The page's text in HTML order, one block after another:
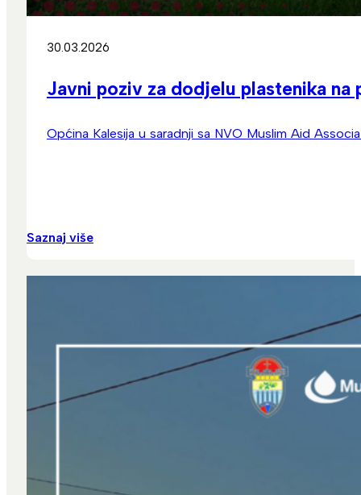
30.03.2026
Javni poziv za dodjelu plastenika
Općina Kalesija u saradnji sa NVO Muslim Aid
Saznaj više